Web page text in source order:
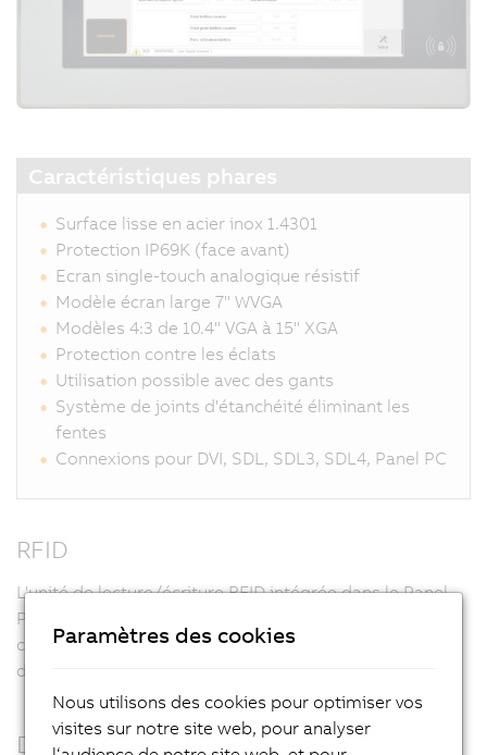
Caractéristiques phares
Surface lisse en acier inox 1.4301
Protection IP69K (face avant)
Ecran single-touch analogique résistif
Modèle écran large 7" WVGA
Modèles 4:3 de 10.4" VGA à 15" XGA
Protection contre les éclats
Utilisation possible avec des gants
Système de joints d'étanchéité éliminant les
fentes
Connexions pour DVI, SDL, SDL3, SDL4, Panel PC
RFID
L'unité de lecture/écriture RFID intégrée dans le Panel
PC permet de contrôler les droits d'accès sans aucun
contact et en toute sécurité. Il est donc inutile d'utiliser
des mots de passe ou des commutateurs à clé.
Design personnalisé
Paramètres des cookies
Nous utilisons des cookies pour optimiser vos
visites sur notre site web, pour analyser